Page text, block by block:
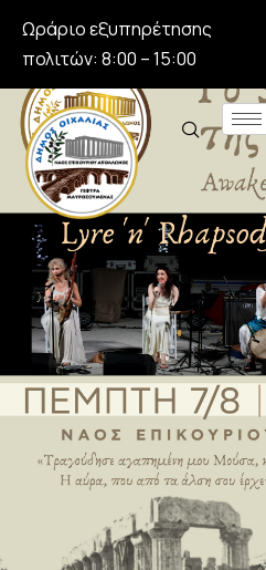
Ωράριο εξυπηρέτησης
πολιτών: 8:00 – 15:00